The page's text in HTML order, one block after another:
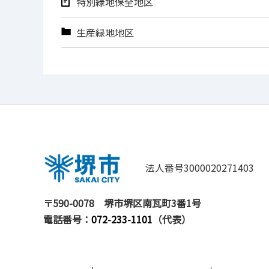
生産緑地地区
法人番号3000020271403
〒590-0078
堺市堺区南瓦町3番1号
電話番号： 072-233-1101 （代表）